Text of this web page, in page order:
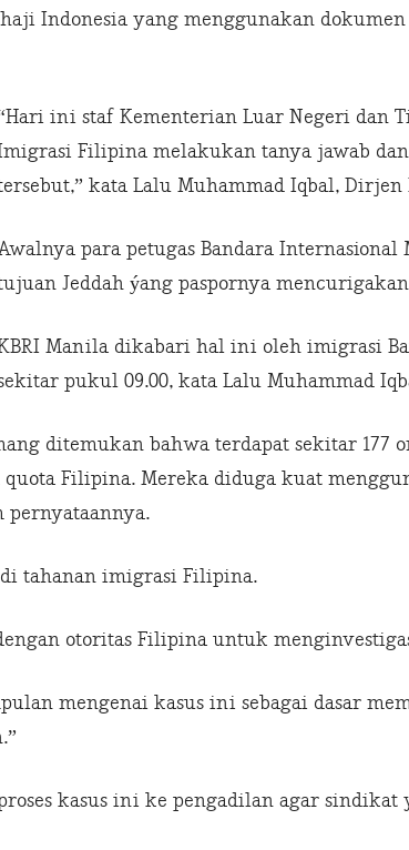
Indonesia yang menggunakan
ini staf Kementerian Luar Negeri dan
Filipina melakukan tanya jawab dan
kata Lalu Muhammad Iqbal,
para petugas Bandara
Jeddah ýang paspornya
Manila dikabari hal ini oleh imigrasi
pukul 09.00, kata Lalu Muhammad
ditemukan bahwa terdapat sekitar 177
Filipina. Mereka diduga kuat
pernyataannya.
tahanan imigrasi Filipina.
otoritas Filipina untuk
mengenai kasus ini sebagai dasar
kasus ini ke pengadilan agar